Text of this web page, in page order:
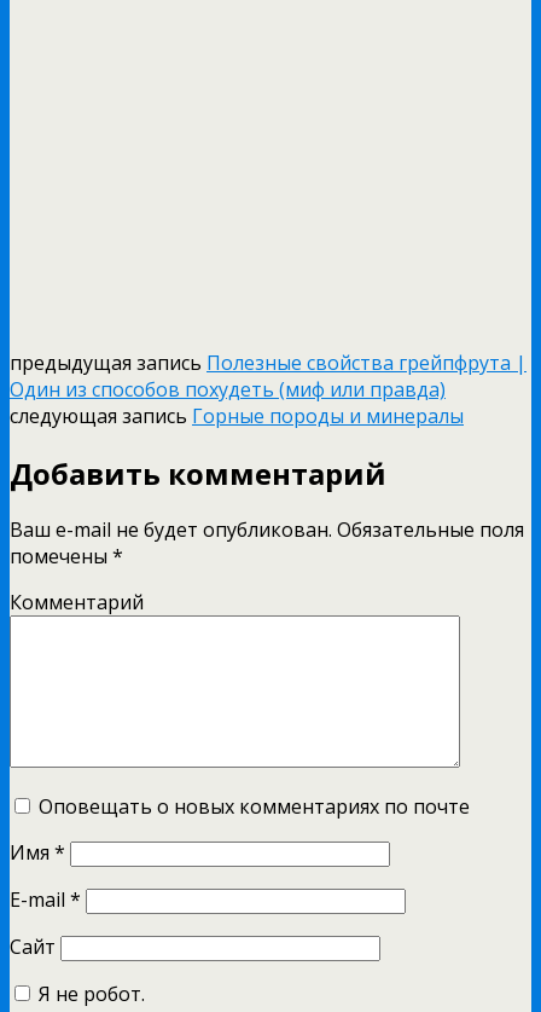
предыдущая запись Полезные свойства грейпфрута |
Один из способов похудеть (миф или правда)
следующая запись Горные породы и минералы
Добавить комментарий
Ваш e-mail не будет опубликован. Обязательные поля
помечены *
Комментарий
Оповещать о новых комментариях по почте
Имя *
E-mail *
Сайт
Я не робот.